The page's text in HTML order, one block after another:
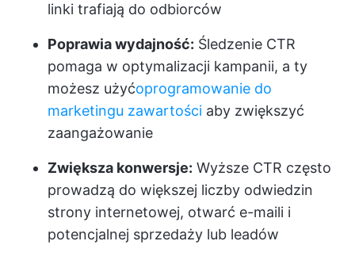
linki trafiają do odbiorców
Poprawia wydajność: Śledzenie CTR
pomaga w optymalizacji kampanii, a ty
możesz użyćoprogramowanie do
marketingu zawartości aby zwiększyć
zaangażowanie
Zwiększa konwersje: Wyższe CTR często
prowadzą do większej liczby odwiedzin
strony internetowej, otwarć e-maili i
potencjalnej sprzedaży lub leadów